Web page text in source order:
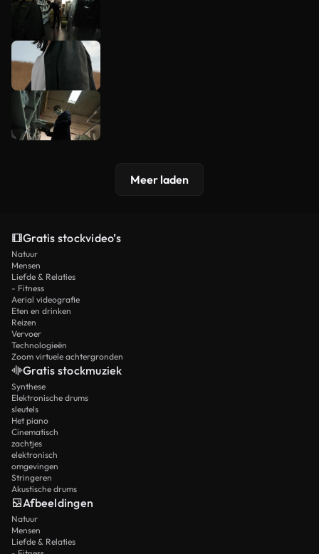
Meer laden
Gratis stockvideo’s
Natuur
Mensen
Liefde & Relaties
- Fitness
Aerial videografie
Eten en drinken
Reizen
Vervoer
Technologieën
Zoom virtuele achtergronden
Gratis stockmuziek
Synthese
Elektronische drums
sleutels
Het piano
Cinematisch
zachtjes
elektronisch
omgevingen
Stringeren
Akustische drums
Afbeeldingen
Natuur
Mensen
Liefde & Relaties